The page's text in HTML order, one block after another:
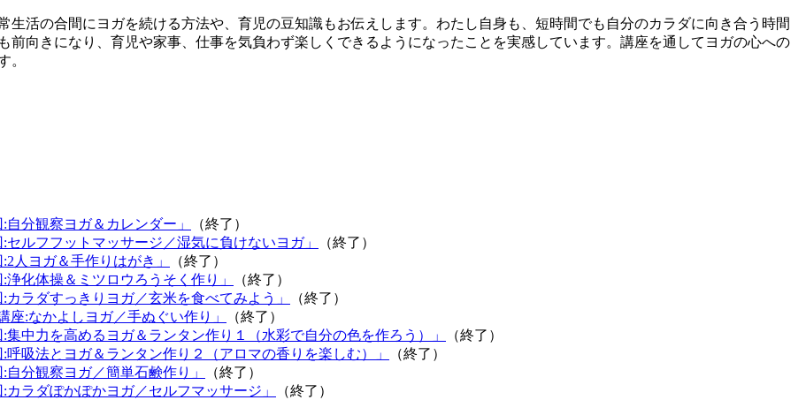
生活の合間にヨガを続ける方法や、育児の豆知識もお伝えします。わたし自身も、短時間でも自分のカラダに向き合う時間
前向きになり、育児や家事、仕事を気負わず楽しくできるようになったことを実感しています。講座を通してヨガの心への
。
自分観察ヨガ＆カレンダー」
（終了）
セルフフットマッサージ／湿気に負けないヨガ」
（終了）
人ヨガ＆手作りはがき」
（終了）
浄化体操＆ミツロウろうそく作り」
（終了）
カラダすっきりヨガ／玄米を食べてみよう」
（終了）
座:なかよしヨガ／手ぬぐい作り」
（終了）
集中力を高めるヨガ＆ランタン作り１（水彩で自分の色を作ろう）」
（終了）
呼吸法とヨガ＆ランタン作り２（アロマの香りを楽しむ）」
（終了）
自分観察ヨガ／簡単石鹸作り」
（終了）
カラダぽかぽかヨガ／セルフマッサージ」
（終了）